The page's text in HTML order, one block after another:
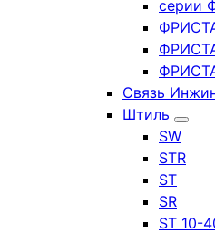
серии
Связь
Штиль
SW
STR
ST
SR
ST 10-